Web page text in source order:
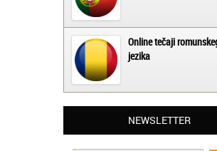
Online tečaji
jezika
NEWSLETTER
Matjaž iz Ajdovščine:
Lahko pohvalim vse zaposlene v